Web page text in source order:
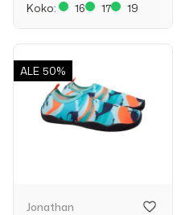
Koko:
16 17 19
ALE 50%
Jonathan